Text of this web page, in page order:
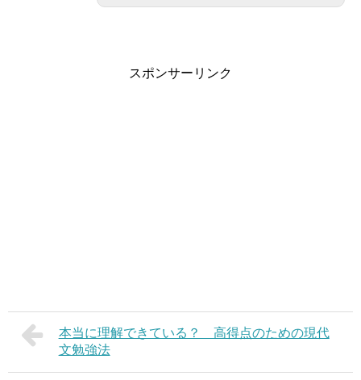
スポンサーリンク
本当に理解できている？ 高得点のための現代
文勉強法